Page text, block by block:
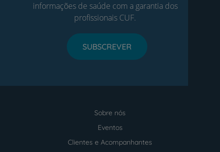
informações de saúde com a garantia dos
profissionais CUF.
SUBSCREVER
Sobre nós
Eventos
Clientes e Acompanhantes